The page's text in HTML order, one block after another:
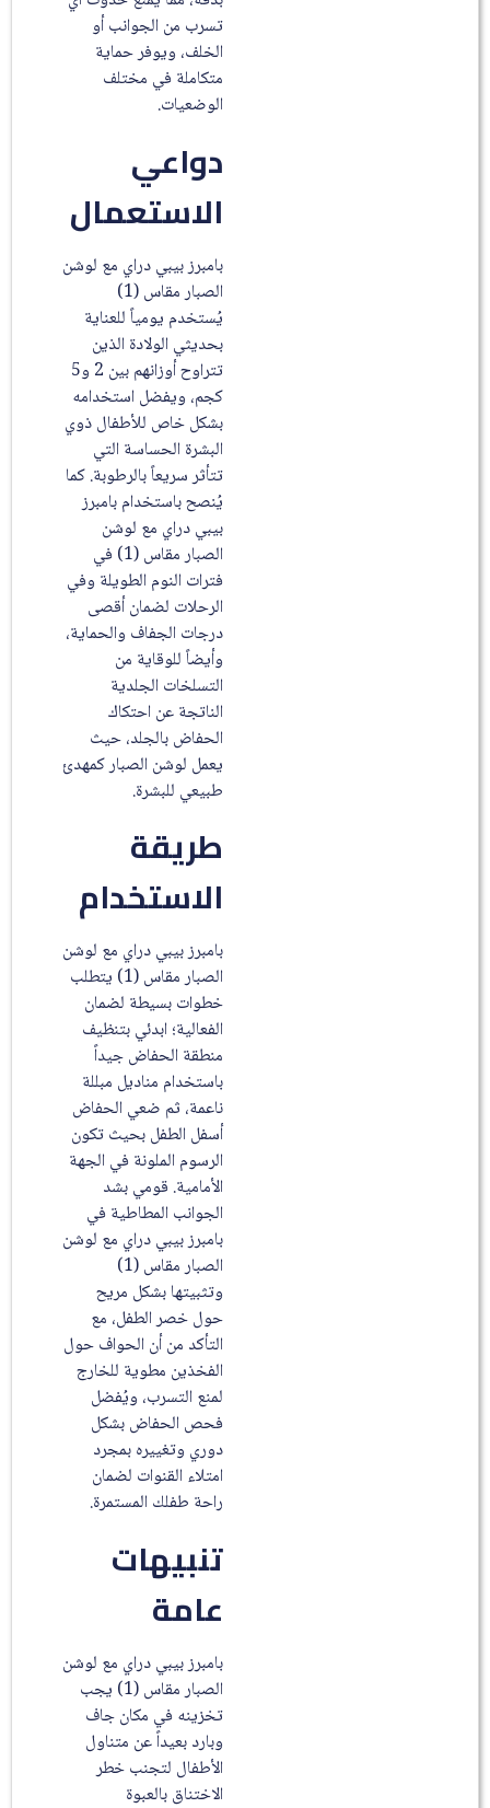
تسرب من الجوانب أو
الخلف، ويوفر حماية
متكاملة في مختلف
الوضعيات.
دواعي
الاستعمال
بامبرز بيبي دراي مع لوشن
الصبار مقاس (1)
يُستخدم يومياً للعناية
بحديثي الولادة الذين
تتراوح أوزانهم بين 2 و5
كجم، ويفضل استخدامه
بشكل خاص للأطفال ذوي
البشرة الحساسة التي
تتأثر سريعاً بالرطوبة. كما
يُنصح باستخدام بامبرز
بيبي دراي مع لوشن
الصبار مقاس (1) في
فترات النوم الطويلة وفي
الرحلات لضمان أقصى
درجات الجفاف والحماية،
وأيضاً للوقاية من
التسلخات الجلدية
الناتجة عن احتكاك
الحفاض بالجلد، حيث
يعمل لوشن الصبار كمهدئ
طبيعي للبشرة.
طريقة
الاستخدام
بامبرز بيبي دراي مع لوشن
الصبار مقاس (1) يتطلب
خطوات بسيطة لضمان
الفعالية؛ ابدئي بتنظيف
منطقة الحفاض جيداً
باستخدام مناديل مبللة
ناعمة، ثم ضعي الحفاض
أسفل الطفل بحيث تكون
الرسوم الملونة في الجهة
الأمامية. قومي بشد
الجوانب المطاطية في
بامبرز بيبي دراي مع لوشن
الصبار مقاس (1)
وتثبيتها بشكل مريح
حول خصر الطفل، مع
التأكد من أن الحواف حول
الفخذين مطوية للخارج
لمنع التسرب، ويُفضل
فحص الحفاض بشكل
دوري وتغييره بمجرد
امتلاء القنوات لضمان
راحة طفلك المستمرة.
تنبيهات
عامة
بامبرز بيبي دراي مع لوشن
الصبار مقاس (1) يجب
تخزينه في مكان جاف
وبارد بعيداً عن متناول
الأطفال لتجنب خطر
الاختناق بالعبوة